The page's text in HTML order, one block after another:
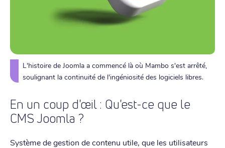
L'histoire de Joomla a commencé là où Mambo s'est arrêté,
soulignant la continuité de l'ingéniosité des logiciels libres.
En un coup d'œil : Qu'est-ce que le
CMS Joomla ?
Système de gestion de contenu utile, que les utilisateurs